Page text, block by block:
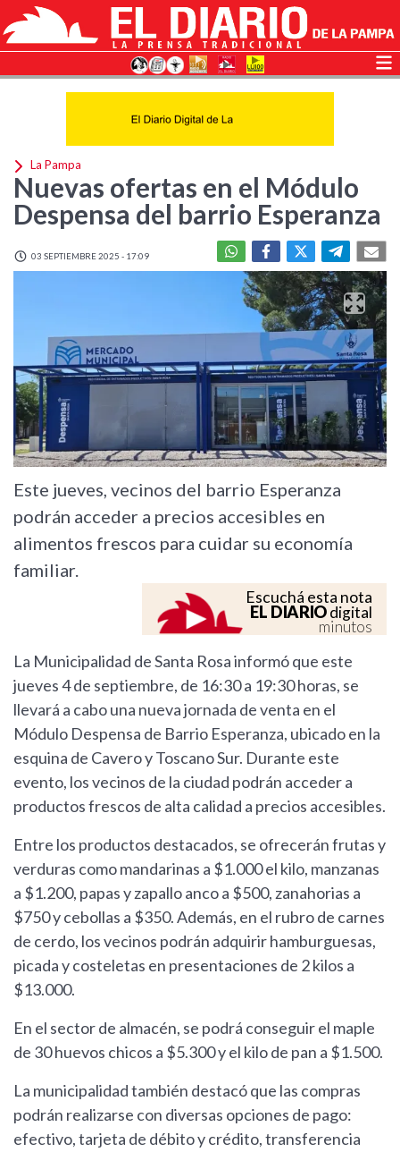
La Pampa
Nuevas ofertas en el Módulo
Despensa del barrio Esperanza
03 SEPTIEMBRE 2025 - 17:09
Este jueves, vecinos del barrio Esperanza
podrán acceder a precios accesibles en
alimentos frescos para cuidar su economía
familiar.
Escuchá esta nota
EL DIARIOdigital
minutos
La Municipalidad de Santa Rosa informó que este
jueves 4 de septiembre, de 16:30 a 19:30 horas, se
llevará a cabo una nueva jornada de venta en el
Módulo Despensa de Barrio Esperanza, ubicado en la
esquina de Cavero y Toscano Sur. Durante este
evento, los vecinos de la ciudad podrán acceder a
productos frescos de alta calidad a precios accesibles.
Entre los productos destacados, se ofrecerán frutas y
verduras como mandarinas a $1.000 el kilo, manzanas
a $1.200, papas y zapallo anco a $500, zanahorias a
$750 y cebollas a $350. Además, en el rubro de carnes
de cerdo, los vecinos podrán adquirir hamburguesas,
picada y costeletas en presentaciones de 2 kilos a
$13.000.
En el sector de almacén, se podrá conseguir el maple
de 30 huevos chicos a $5.300 y el kilo de pan a $1.500.
La municipalidad también destacó que las compras
podrán realizarse con diversas opciones de pago:
efectivo, tarjeta de débito y crédito, transferencia